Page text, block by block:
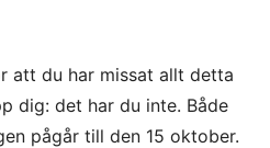
att du har missat allt detta
dig: det har du inte. Både
pågår till den 15 oktober.